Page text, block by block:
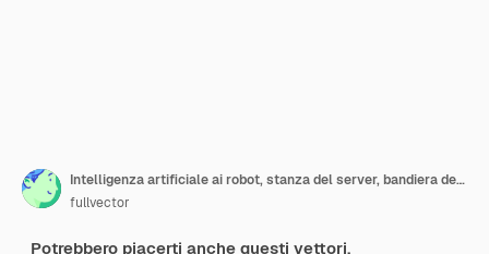
Intelligenza artificiale ai robot, stanza del server, bandiera della tecnologia digitale, materiale informatico
fullvector
Potrebbero piacerti anche questi vettori.